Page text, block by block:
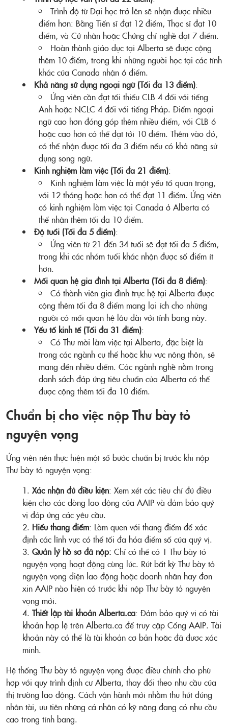
Trình độ từ Đại học trở lên sẽ nhận được nhiều
điểm hơn: Bằng Tiến sĩ đạt 12 điểm, Thạc sĩ đạt 10
điểm, và Cử nhân hoặc Chứng chỉ nghề đạt 7 điểm.
Hoàn thành giáo dục tại Alberta sẽ được cộng
thêm 10 điểm, trong khi những người học tại các tỉnh
khác của Canada nhận 6 điểm.
Khả năng sử dụng ngoại ngữ (Tối đa 13 điểm):
Ứng viên cần đạt tối thiểu CLB 4 đối với tiếng
Anh hoặc NCLC 4 đối với tiếng Pháp. Điểm ngoại
ngữ cao hơn đóng góp thêm nhiều điểm, với CLB 6
hoặc cao hơn có thể đạt tới 10 điểm. Thêm vào đó,
có thể nhận được tối đa 3 điểm nếu có khả năng sử
dụng song ngữ.
Kinh nghiệm làm việc (Tối đa 21 điểm):
Kinh nghiệm làm việc là một yếu tố quan trọng,
với 12 tháng hoặc hơn có thể đạt 11 điểm. Ứng viên
có kinh nghiệm làm việc tại Canada ở Alberta có
thể nhận thêm tối đa 10 điểm.
Độ tuổi (Tối đa 5 điểm):
Ứng viên từ 21 đến 34 tuổi sẽ đạt tối đa 5 điểm,
trong khi các nhóm tuổi khác nhận được số điểm ít
hơn.
Mối quan hệ gia đình tại Alberta (Tối đa 8 điểm):
Có thành viên gia đình trực hệ tại Alberta được
cộng thêm tối đa 8 điểm mang lại ích cho những
người có mối quan hệ lâu dài với tỉnh bang này.
Yếu tố kinh tế (Tối đa 31 điểm):
Có Thư mời làm việc tại Alberta, đặc biệt là
trong các ngành cụ thể hoặc khu vực nông thôn, sẽ
mang đến nhiều điểm. Các ngành nghề nằm trong
danh sách đáp ứng tiêu chuẩn của Alberta có thể
được cộng thêm tối đa 10 điểm.
Chuẩn bị cho việc nộp Thư bày tỏ
nguyện vọng
Ứng viên nên thực hiện một số bước chuẩn bị trước khi nộp
Thư bày tỏ nguyện vọng:
Xác nhận đủ điều kiện: Xem xét các tiêu chí đủ điều
kiện cho các dòng lao động của AAIP và đảm bảo quý
vị đáp ứng các yêu cầu.
Hiểu thang điểm: Làm quen với thang điểm để xác
định các lĩnh vực có thể tối đa hóa điểm số của quý vị.
Quản lý hồ sơ đã nộp: Chỉ có thể có 1 Thư bày tỏ
nguyện vọng hoạt động cùng lúc. Rút bất kỳ Thư bày tỏ
nguyện vọng diện lao động hoặc doanh nhân hay đơn
xin AAIP nào hiện có trước khi nộp Thư bày tỏ nguyện
vọng mới.
Thiết lập tài khoản Alberta.ca: Đảm bảo quý vị có tài
khoản hợp lệ trên Alberta.ca để truy cập Cổng AAIP. Tài
khoản này có thể là tài khoản cơ bản hoặc đã được xác
minh.
Hệ thống Thư bày tỏ nguyện vọng được điều chỉnh cho phù
hợp với quy trình định cư Alberta, thay đổi theo nhu cầu của
thị trường lao động. Cách vận hành mới nhằm thu hút đúng
nhân tài, ưu tiên những cá nhân có kỹ năng đang có nhu cầu
cao trong tỉnh bang.